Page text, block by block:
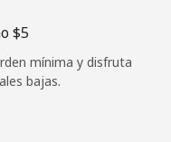
⁦$5⁩
mínima y disfruta
bajas.